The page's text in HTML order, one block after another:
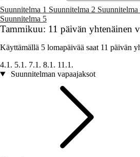
Suunnitelma 1 Suunnitelma 2 Suunnitelma
Suunnitelma 5
Tammikuu: 11 päivän yhtenäinen
Käyttämällä 5 lomapäivää saat 11 päivän
4.1. 5.1. 7.1. 8.1. 11.1.
Suunnitelman vapaajaksot